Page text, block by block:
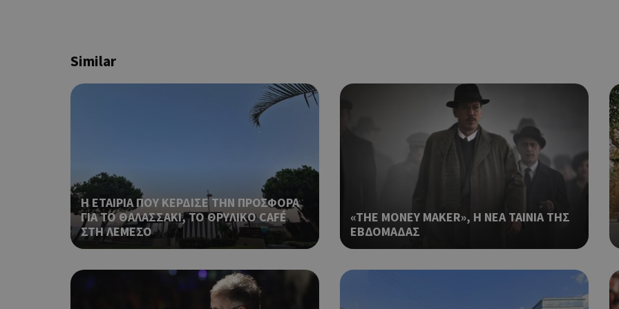
Similar
Η ΕΤΑΙΡΙΑ ΠΟΥ ΚΕΡΔΙΣΕ ΤΗΝ ΠΡΟΣΦΟΡΑ
ΓΙΑ ΤΟ ΘΑΛΑΣΣΑΚΙ, ΤΟ ΘΡΥΛΙΚΟ CAFÉ
ΣΤΗ ΛΕΜΕΣΟ
«THE MONEY MAKER», Η ΝΕΑ ΤΑΙΝΙΑ ΤΗΣ
ΕΒΔΟΜΑΔΑΣ
LangCookie
cyprusen.wiz-
guide.com
1 εβδομάδα 3
Χρησιμοποιείται για να
επιλεγμένη γλώσσα του
PHPSESSID
Cookie που δημιουργείται από
βασίζονται στη γλώσσα PHP.
αναγνωριστικό γενικού σκοπού
χρησιμοποιείται για τη
περιόδου λειτουργίας χρήστη.
ένας τυχαίος αριθμός που
τρόπος με τον οποίο μπορεί να
συγκεκριμένος για τον ιστότοπο,
παράδειγμα είναι η διατήρηση
σύνδεσης για έναν χρήστη
εμφανίζει μόνο μια φορά την
διάφορες διαφημιστικές
take over banner και τα push up